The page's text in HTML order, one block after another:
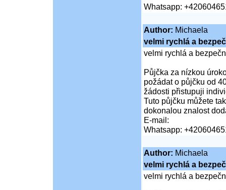
Whatsapp:
Author: Michaela
velmi rychlá a
velmi rychlá a
Půjčka za nízkou
požádat o půjčku od
žádosti přistupuji
Tuto půjčku můžete
dokonalou znalost
E-mail:
Whatsapp:
Author: Michaela
velmi rychlá a
velmi rychlá a